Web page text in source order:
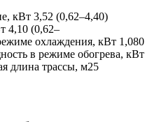
кВт 3,52 (0,62–4,40)
4,10 (0,62–
охлаждения, кВт 1,080
в режиме обогрева, кВт
длина трассы, м25